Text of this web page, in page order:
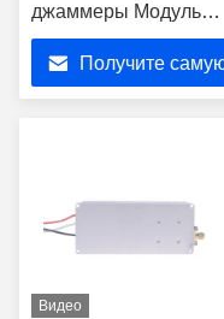
джаммеры Модуль
40W 433 420-480MHz
Получите
Видео